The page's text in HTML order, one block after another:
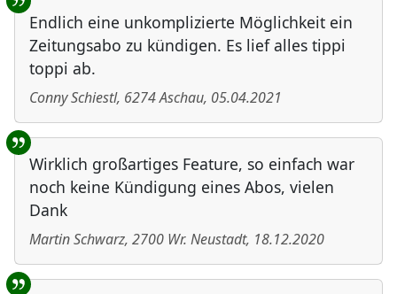
Endlich eine unkomplizierte Möglichkeit ein
Zeitungsabo zu kündigen. Es lief alles tippi
toppi ab.
Conny Schiestl, 6274Aschau, 05.04.2021
Wirklich großartiges Feature, so einfach war
noch keine Kündigung eines Abos, vielen
Dank
Martin Schwarz, 2700 Wr. Neustadt, 18.12.2020